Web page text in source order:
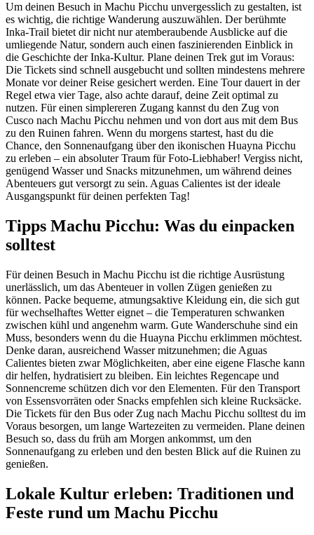
Um deinen Besuch in Machu Picchu unvergesslich zu gestalten, ist
es wichtig, die richtige Wanderung auszuwählen. Der berühmte
Inka-Trail bietet dir nicht nur atemberaubende Ausblicke auf die
umliegende Natur, sondern auch einen faszinierenden Einblick in
die Geschichte der Inka-Kultur. Plane deinen Trek gut im Voraus:
Die Tickets sind schnell ausgebucht und sollten mindestens mehrere
Monate vor deiner Reise gesichert werden. Eine Tour dauert in der
Regel etwa vier Tage, also achte darauf, deine Zeit optimal zu
nutzen. Für einen simplereren Zugang kannst du den Zug von
Cusco nach Machu Picchu nehmen und von dort aus mit dem Bus
zu den Ruinen fahren. Wenn du morgens startest, hast du die
Chance, den Sonnenaufgang über den ikonischen Huayna Picchu
zu erleben – ein absoluter Traum für Foto-Liebhaber! Vergiss nicht,
genügend Wasser und Snacks mitzunehmen, um während deines
Abenteuers gut versorgt zu sein. Aguas Calientes ist der ideale
Ausgangspunkt für deinen perfekten Tag!
Tipps Machu Picchu: Was du einpacken
solltest
Für deinen Besuch in Machu Picchu ist die richtige Ausrüstung
unerlässlich, um das Abenteuer in vollen Zügen genießen zu
können. Packe bequeme, atmungsaktive Kleidung ein, die sich gut
für wechselhaftes Wetter eignet – die Temperaturen schwanken
zwischen kühl und angenehm warm. Gute Wanderschuhe sind ein
Muss, besonders wenn du die Huayna Picchu erklimmen möchtest.
Denke daran, ausreichend Wasser mitzunehmen; die Aguas
Calientes bieten zwar Möglichkeiten, aber eine eigene Flasche kann
dir helfen, hydratisiert zu bleiben. Ein leichtes Regencape und
Sonnencreme schützen dich vor den Elementen. Für den Transport
von Essensvorräten oder Snacks empfehlen sich kleine Rucksäcke.
Die Tickets für den Bus oder Zug nach Machu Picchu solltest du im
Voraus besorgen, um lange Wartezeiten zu vermeiden. Plane deinen
Besuch so, dass du früh am Morgen ankommst, um den
Sonnenaufgang zu erleben und den besten Blick auf die Ruinen zu
genießen.
Lokale Kultur erleben: Traditionen und
Feste rund um Machu Picchu